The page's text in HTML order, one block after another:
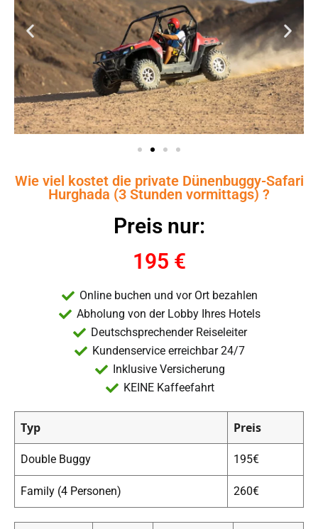
Wie viel kostet die private Dünenbuggy-Safari
Hurghada (3 Stunden vormittags) ?
Preis nur:
195 €
Online buchen und vor Ort bezahlen
Abholung von der Lobby Ihres Hotels
Deutschsprechender Reiseleiter
Kundenservice erreichbar 24/7
Inklusive Versicherung
KEINE Kaffeefahrt
Typ Preis
Double Buggy 195€
Family (4 Personen) 260€